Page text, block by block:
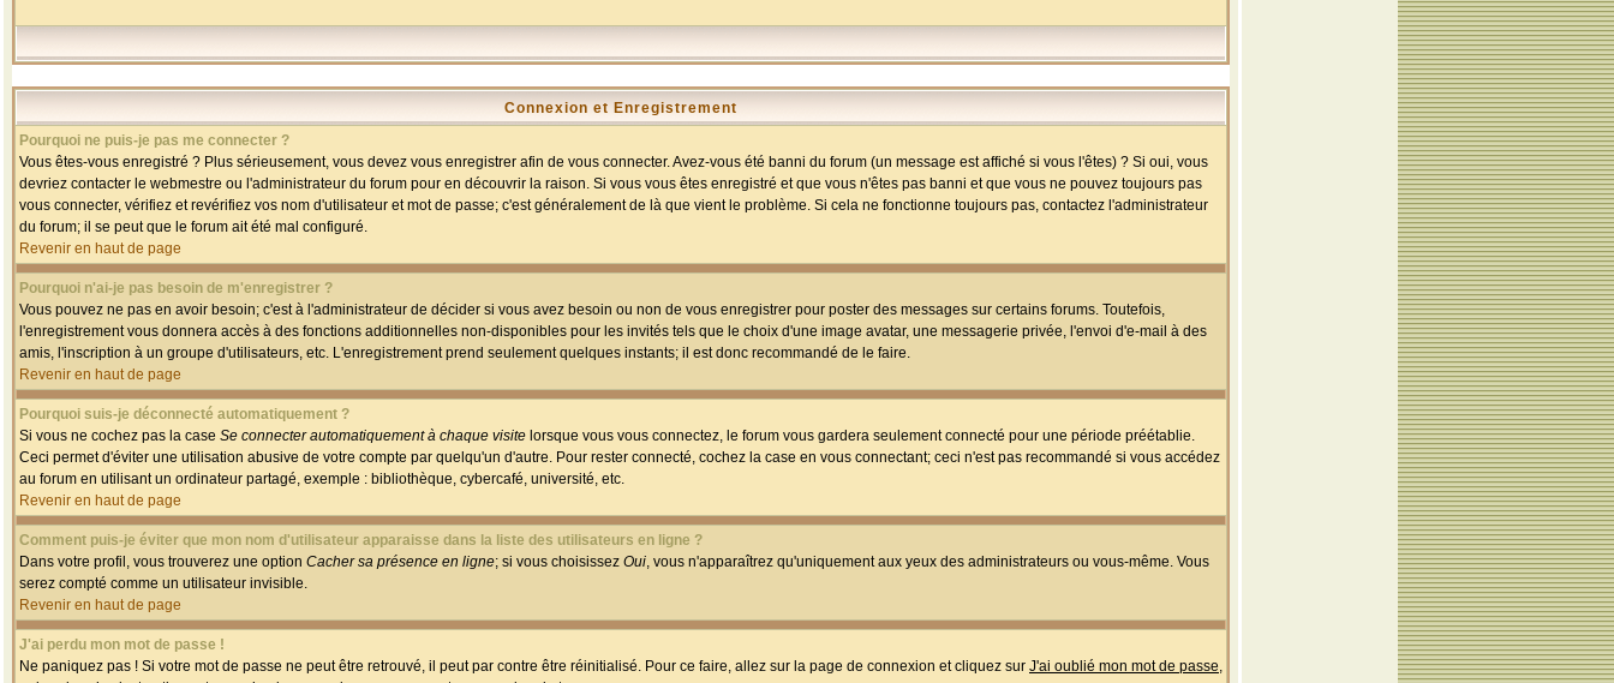
Connexion et Enregistrement
Pourquoi ne puis-je pas me connecter ?
Vous êtes-vous enregistré ? Plus sérieusement, vous devez vous enregistrer afin de vous connecter. Avez-vous été banni du forum (un message est affiché si vous l'êtes) ? Si oui, vous
devriez contacter le webmestre ou l'administrateur du forum pour en découvrir la raison. Si vous vous êtes enregistré et que vous n'êtes pas banni et que vous ne pouvez toujours pas
vous connecter, vérifiez et revérifiez vos nom d'utilisateur et mot de passe; c'est généralement de là que vient le problème. Si cela ne fonctionne toujours pas, contactez l'administrateur
du forum; il se peut que le forum ait été mal configuré.
Revenir en haut de page
Pourquoi n'ai-je pas besoin de m'enregistrer ?
Vous pouvez ne pas en avoir besoin; c'est à l'administrateur de décider si vous avez besoin ou non de vous enregistrer pour poster des messages sur certains forums. Toutefois,
l'enregistrement vous donnera accès à des fonctions additionnelles non-disponibles pour les invités tels que le choix d'une image avatar, une messagerie privée, l'envoi d'e-mail à des
amis, l'inscription à un groupe d'utilisateurs, etc. L'enregistrement prend seulement quelques instants; il est donc recommandé de le faire.
Revenir en haut de page
Pourquoi suis-je déconnecté automatiquement ?
Si vous ne cochez pas la case Se connecter automatiquement à chaque visite lorsque vous vous connectez, le forum vous gardera seulement connecté pour une période préétablie.
Ceci permet d'éviter une utilisation abusive de votre compte par quelqu'un d'autre. Pour rester connecté, cochez la case en vous connectant; ceci n'est pas recommandé si vous accédez
au forum en utilisant un ordinateur partagé, exemple : bibliothèque, cybercafé, université, etc.
Revenir en haut de page
Comment puis-je éviter que mon nom d'utilisateur apparaisse dans la liste des utilisateurs en ligne ?
Dans votre profil, vous trouverez une option Cacher sa présence en ligne; si vous choisissez Oui, vous n'apparaîtrez qu'uniquement aux yeux des administrateurs ou vous-même. Vous
serez compté comme un utilisateur invisible.
Revenir en haut de page
J'ai perdu mon mot de passe !
Ne paniquez pas ! Si votre mot de passe ne peut être retrouvé, il peut par contre être réinitialisé. Pour ce faire, allez sur la page de connexion et cliquez sur J'ai oublié mon mot de passe,